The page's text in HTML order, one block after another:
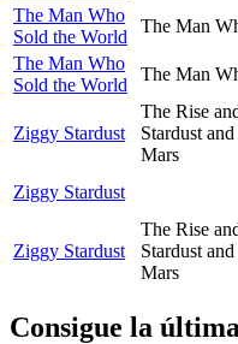
The Man Who
Sold the World
The Man
The Man Who
Sold the World
The Man
Ziggy Stardust
The Rise
Stardust
Mars
Ziggy Stardust
Ziggy Stardust
The Rise
Stardust
Mars
Consigue la